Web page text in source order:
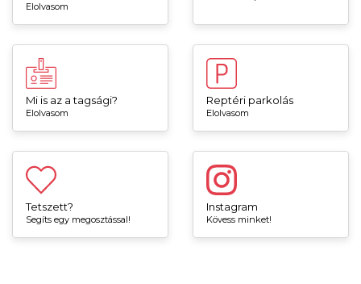
Elolvasom
Mi is az a tagsági?
Elolvasom
Reptéri parkolás
Elolvasom
Tetszett?
Segíts egy megosztással!
Instagram
Kövess minket!